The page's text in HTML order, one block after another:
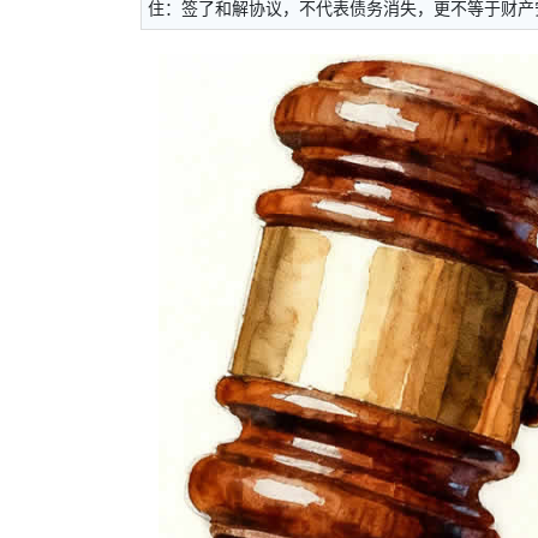
住：签了和解协议，不代表债务消失，更不等于财